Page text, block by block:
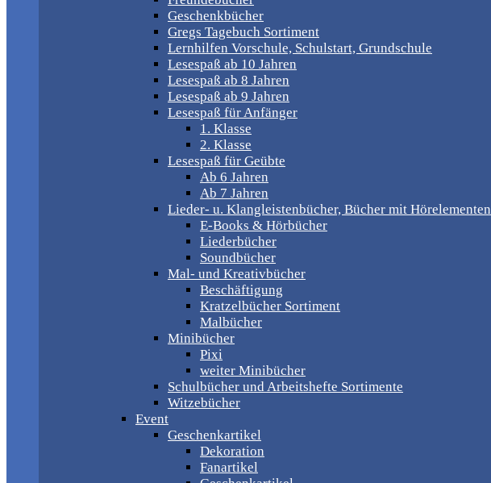
Geschenkbücher
Gregs Tagebuch Sortiment
Lernhilfen Vorschule, Schulstart, Grundschule
Lesespaß ab 10 Jahren
Lesespaß ab 8 Jahren
Lesespaß ab 9 Jahren
Lesespaß für Anfänger
1. Klasse
2. Klasse
Lesespaß für Geübte
Ab 6 Jahren
Ab 7 Jahren
Lieder- u. Klangleistenbücher, Bücher mit Hörelementen
E-Books & Hörbücher
Liederbücher
Soundbücher
Mal- und Kreativbücher
Beschäftigung
Kratzelbücher Sortiment
Malbücher
Minibücher
Pixi
weiter Minibücher
Schulbücher und Arbeitshefte Sortimente
Witzebücher
Event
Geschenkartikel
Dekoration
Fanartikel